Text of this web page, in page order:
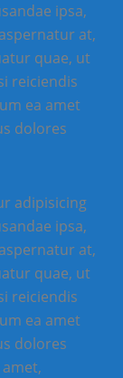
ipsa,
at,
quae, ut
reiciendis
ea amet
dolores
adipisicing
ipsa,
at,
quae, ut
reiciendis
ea amet
dolores